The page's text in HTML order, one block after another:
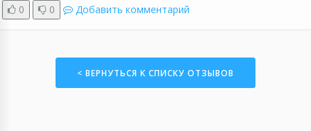
0 0 Добавить комментарий
< ВЕРНУТЬСЯ К СПИСКУ ОТЗЫВОВ